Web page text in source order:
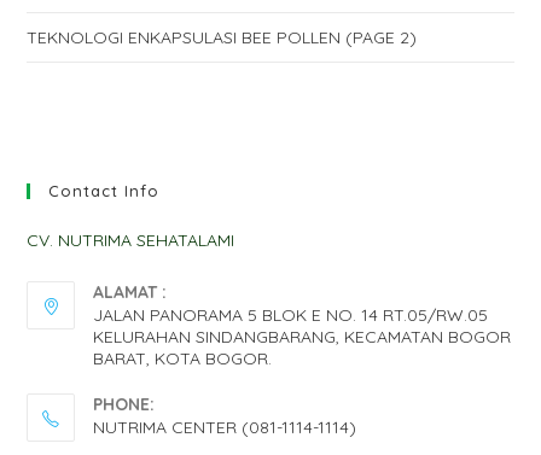
TEKNOLOGI ENKAPSULASI BEE POLLEN (PAGE 2)
Contact Info
CV. NUTRIMA SEHATALAMI
ALAMAT :
JALAN PANORAMA 5 BLOK E NO. 14 RT.05/RW.05
KELURAHAN SINDANGBARANG, KECAMATAN BOGOR
BARAT, KOTA BOGOR.
PHONE:
NUTRIMA CENTER (081-1114-1114)